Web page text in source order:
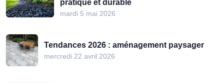
pratique et durable
mardi 5 mai 2026
Tendances 2026 : aménagement paysager
mercredi 22 avril 2026